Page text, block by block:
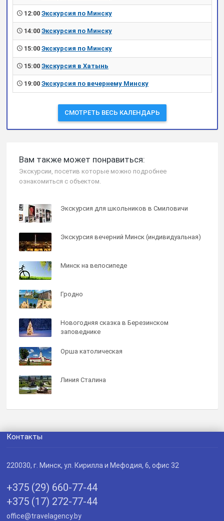
12:00 Экскурсия по Минску
14:00 Экскурсия по Минску
15:00 Экскурсия по Минску
15:00 Экскурсия в Хатынь
19:00 Экскурсия по вечернему Минску
СМОТРЕТЬ ВЕСЬ КАЛЕНДАРЬ
Вам также может понравиться:
Экскурсии, посетив которые можно подробнее
ознакомиться с объектом.
Экскурсия для школьников в Смиловичи
Экскурсия вечерний Минск (индивидуальная)
Минск на велосипеде
Гродно
Новогодняя сказка в Березинском
заповеднике
Орша католическая
Линия Сталина
Контакты
220030, г. Минск, ул. Кирилла и Мефодия, 6, офис 32
+375 (29) 660-77-44
+375 (17) 272-77-44
office@travelagency.by